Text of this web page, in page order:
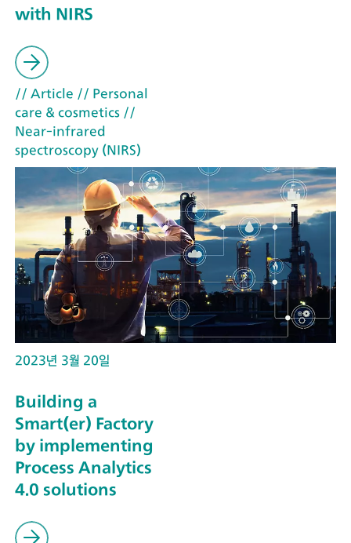
with NIRS
// Article // Personal
care & cosmetics //
Near-infrared
spectroscopy (NIRS)
2023년 3월 20일
Building a
Smart(er) Factory
by implementing
Process Analytics
4.0 solutions